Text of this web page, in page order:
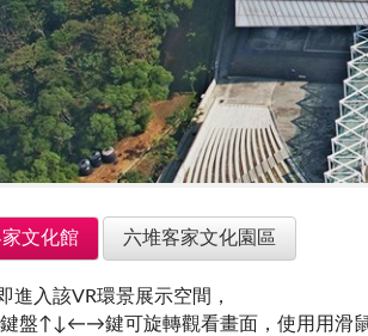
文化館 六堆客家文化園區
進入該VR環景展示空間，
盤↑↓←→鍵可旋轉觀看畫面，使用用滑